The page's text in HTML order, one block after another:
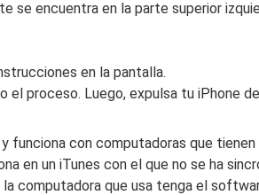
se encuentra en la parte superior
en la pantalla.
proceso. Luego, expulsa tu iPhone
funciona con computadoras que tienen
en un iTunes con el que no se ha
computadora que usa tenga el